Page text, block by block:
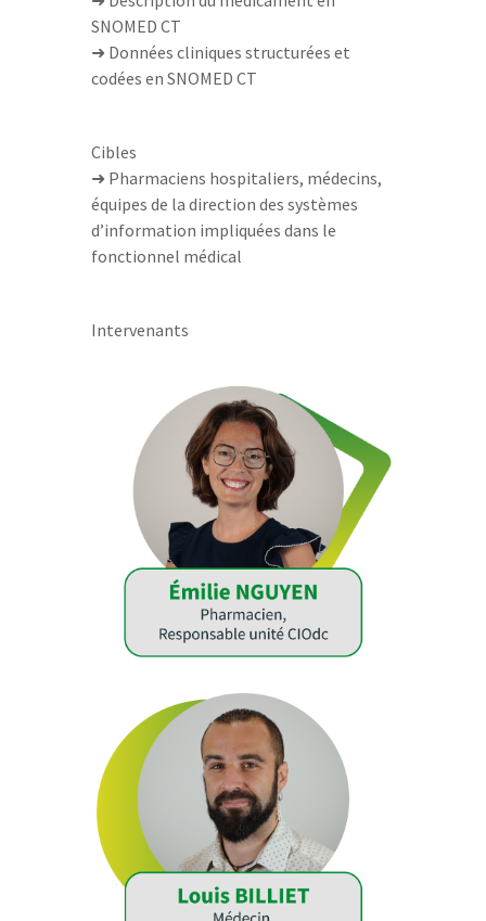
SNOMED CT
➜ Données cliniques structurées et
codées en SNOMED CT
Cibles
➜ Pharmaciens hospitaliers, médecins,
équipes de la direction des systèmes
d’information impliquées dans le
fonctionnel médical
Intervenants